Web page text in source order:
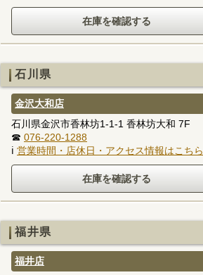
石川県
金沢大和店
石川県金沢市香林坊1-1-1 香林坊大和 7F
☎ 076-220-1288
ℹ 営業時間・店休日・アクセス情報はこちら
福井県
福井店